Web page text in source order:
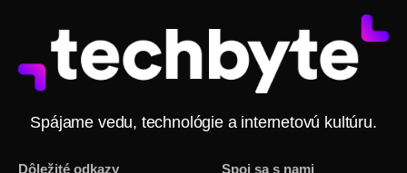
Spájame vedu, technológie a internetovú kultúru.
Dôležité odkazy Spoj sa s nami